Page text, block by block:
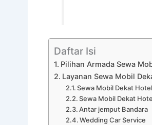
Daftar Isi
Pilihan Armada Sewa
Layanan Sewa Mobil
Sewa Mobil Dekat
Sewa Mobil Dekat
Antar jemput Bandara
Wedding Car Service